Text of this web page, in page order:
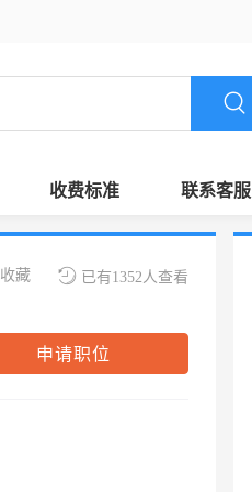
收费标准 联系客服
已有1352人查看
收藏
申请职位